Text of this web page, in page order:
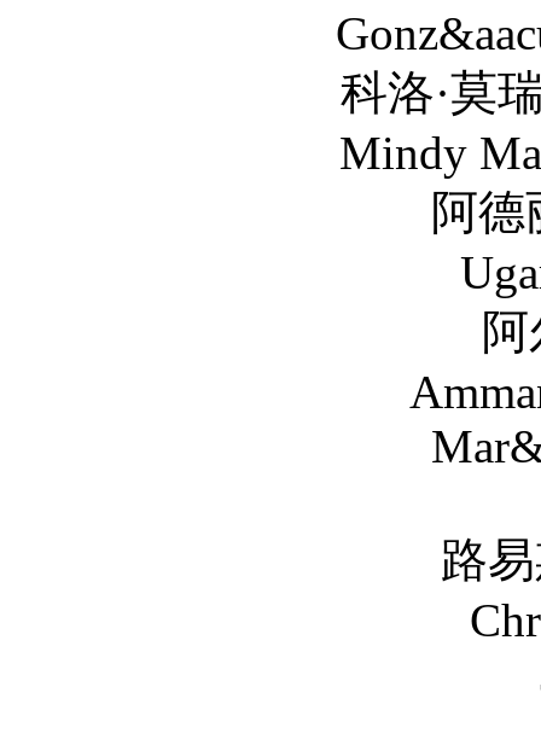
科洛·莫瑞兹
Mindy
阿德丽安
阿尔贝
路易斯·扎
Christian
Juan